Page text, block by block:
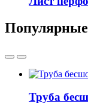
Труба